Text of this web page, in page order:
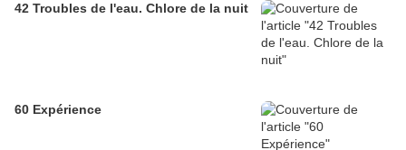
2)bernardappel.com 42 Troubles de l'eau. Chlore de la nuit
60 Expérience